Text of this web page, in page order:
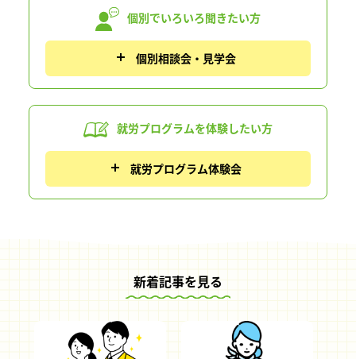
個別でいろいろ聞きたい方
個別相談会・見学会
就労プログラムを体験したい方
就労プログラム体験会
新着記事を見る